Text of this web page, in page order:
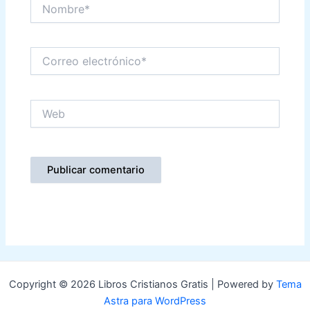
electrónico*
Copyright © 2026 Libros Cristianos Gratis | Powered by Tema
Astra para WordPress